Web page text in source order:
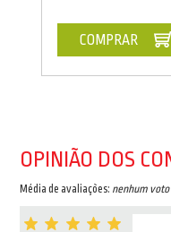
COMPRAR
OPINIÃO DOS
Média de avaliações: nenhum voto